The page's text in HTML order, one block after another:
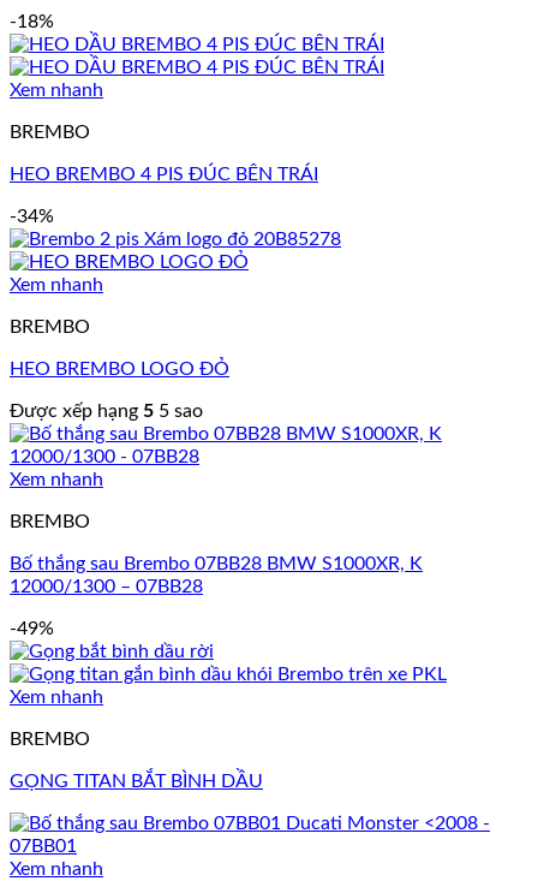
-18%
Xem nhanh
BREMBO
HEO BREMBO 4 PIS ĐÚC BÊN TRÁI
-34%
Xem nhanh
BREMBO
HEO BREMBO LOGO ĐỎ
Được xếp hạng 5 5 sao
Xem nhanh
BREMBO
Bố thắng sau Brembo 07BB28 BMW S1000XR, K
12000/1300 – 07BB28
-49%
Xem nhanh
BREMBO
GỌNG TITAN BẮT BÌNH DẦU
Xem nhanh